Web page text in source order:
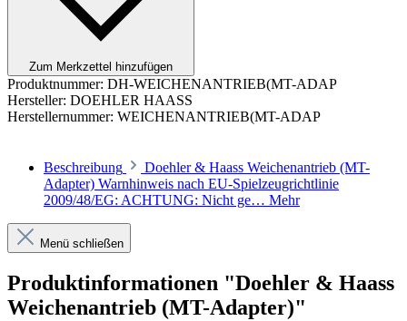
Zum Merkzettel hinzufügen
Produktnummer: DH-WEICHENANTRIEB(MT-ADAP
Hersteller: DOEHLER HAASS
Herstellernummer: WEICHENANTRIEB(MT-ADAP
Beschreibung
Doehler & Haass Weichenantrieb (MT-
Adapter) Warnhinweis nach EU-Spielzeugrichtlinie
2009/48/EG: ACHTUNG: Nicht ge… Mehr
Menü schließen
Produktinformationen "Doehler & Haass
Weichenantrieb (MT-Adapter)"